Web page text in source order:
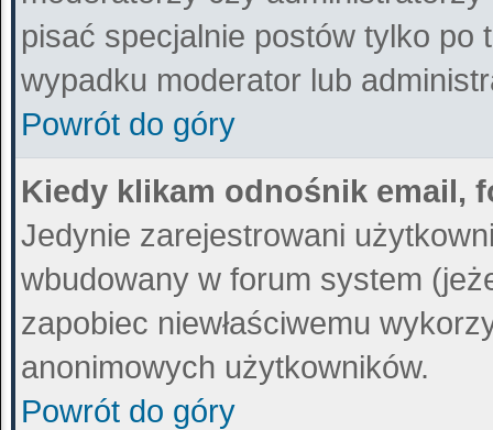
pisać specjalnie postów tylko
wypadku moderator lub
Powrót do góry
Kiedy klikam odnośnik email,
Jedynie zarejestrowani
wbudowany w forum system
zapobiec niewłaściwemu
anonimowych użytkowników.
Powrót do góry